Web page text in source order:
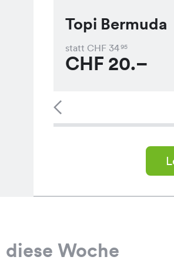
Topi Bermuda
statt CHF 3495
CHF 20.–
diese Woche